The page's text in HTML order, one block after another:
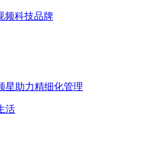
频科技品牌
星助力精细化管理
活